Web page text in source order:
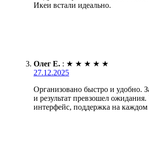
Икеи встали идеально.
Олег Е. : ★ ★ ★ ★ ★
27.12.2025
Организовано быстро и удобно.
и результат превзошел
интерфейс, поддержка на каждом